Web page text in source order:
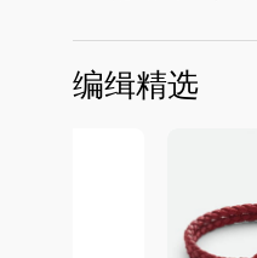
编缉精选